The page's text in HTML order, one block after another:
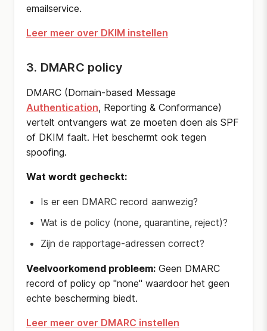
emailservice.
Leer meer over DKIM instellen
3. DMARC policy
DMARC (Domain-based Message
Authentication, Reporting & Conformance)
vertelt ontvangers wat ze moeten doen als SPF
of DKIM faalt. Het beschermt ook tegen
spoofing.
Wat wordt gecheckt:
Is er een DMARC record aanwezig?
Wat is de policy (none, quarantine, reject)?
Zijn de rapportage-adressen correct?
Veelvoorkomend probleem: Geen DMARC
record of policy op "none" waardoor het geen
echte bescherming biedt.
Leer meer over DMARC instellen